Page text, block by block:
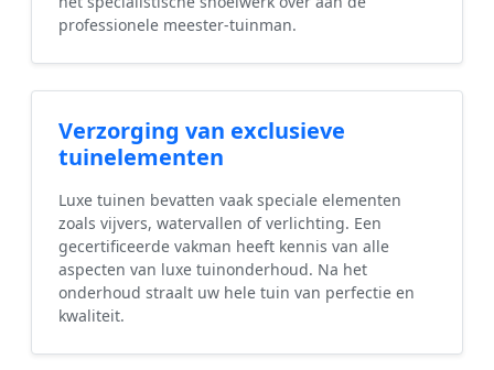
professionele meester-tuinman.
Verzorging van exclusieve
tuinelementen
Luxe tuinen bevatten vaak speciale elementen
zoals vijvers, watervallen of verlichting. Een
gecertificeerde vakman heeft kennis van alle
aspecten van luxe tuinonderhoud. Na het
onderhoud straalt uw hele tuin van perfectie en
kwaliteit.